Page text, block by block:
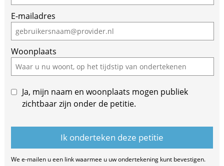
E-mailadres
Woonplaats
Ja, mijn naam en woonplaats mogen publiek
zichtbaar zijn onder de petitie.
We e-mailen u een link waarmee u uw ondertekening kunt bevestigen.